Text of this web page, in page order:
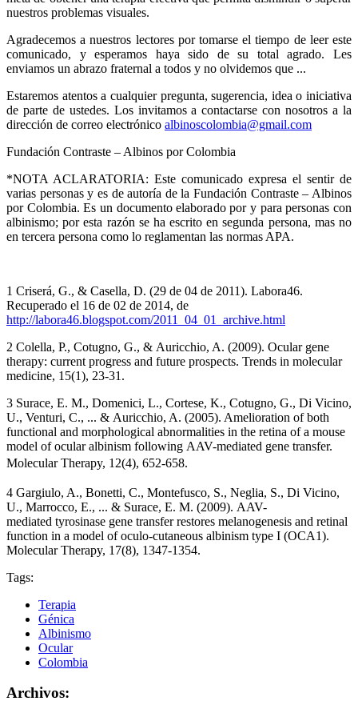
nuestros problemas visuales.
Agradecemos a nuestros lectores por tomarse el tiempo de leer este
comunicado, y esperamos haya sido de su total agrado. Les
enviamos un abrazo fraternal a todos y no olvidemos que ...
Estaremos atentos a cualquier pregunta, sugerencia, idea o iniciativa
de parte de ustedes. Los invitamos a contactarse con nosotros a la
dirección de correo electrónico albinoscolombia@gmail.com
Fundación Contraste – Albinos por Colombia
*NOTA ACLARATORIA: Este comunicado expresa el sentir de
varias personas y es de autoría de la Fundación Contraste – Albinos
por Colombia. Es un documento elaborado por y para personas con
albinismo; por esta razón se ha escrito en segunda persona, mas no
en tercera persona como lo reglamentan las normas APA.
1 Criserá, G., & Casella, D. (29 de 04 de 2011). Labora46.
Recuperado el 16 de 02 de 2014, de
http://labora46.blogspot.com/2011_04_01_archive.html
2 Colella, P., Cotugno, G., & Auricchio, A. (2009). Ocular gene
therapy: current progress and future prospects. Trends in molecular
medicine, 15(1), 23-31.
3 Surace, E. M., Domenici, L., Cortese, K., Cotugno, G., Di Vicino,
U., Venturi, C., ... & Auricchio, A. (2005). Amelioration of both
functional and morphological abnormalities in the retina of a mouse
model of ocular albinism following AAV-mediated gene transfer.
Molecular Therapy, 12(4), 652-658.
4 Gargiulo, A., Bonetti, C., Montefusco, S., Neglia, S., Di Vicino,
U., Marrocco, E., ... & Surace, E. M. (2009). AAV-
mediated tyrosinase gene transfer restores melanogenesis and retinal
function in a model of oculo-cutaneous albinism type I (OCA1).
Molecular Therapy, 17(8), 1347-1354.
Tags:
Terapia
Génica
Albinismo
Ocular
Colombia
Archivos: